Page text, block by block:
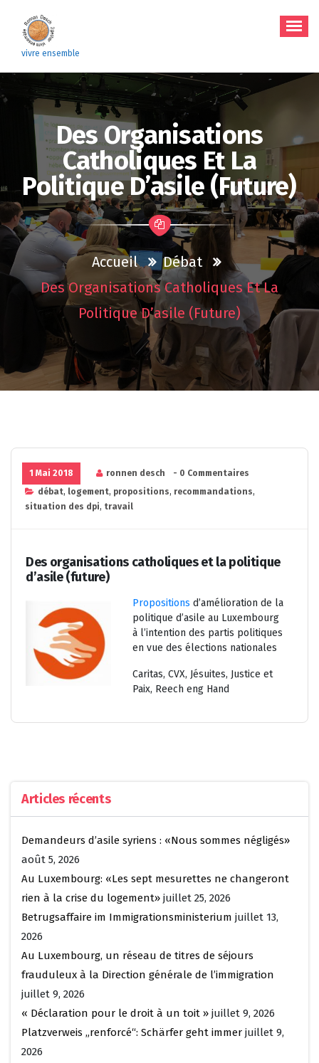
contenu
vivre ensemble
Des Organisations
Catholiques Et La
Politique D’asile (future)
Accueil
Débat
Des Organisations Catholiques Et La
Politique D’asile (future)
1 Mai 2018 ronnen desch
- 0 Commentaires
débat, logement, propositions, recommandations,
situation des dpi, travail
Des organisations catholiques et la politique
d’asile (future)
Propositions d’amélioration de la
politique d’asile au Luxembourg
à l’intention des partis politiques
en vue des élections nationales
Caritas, CVX, Jésuites, Justice et
Paix, Reech eng Hand
Articles récents
Demandeurs d’asile syriens : «Nous sommes négligés»
août 5, 2026
Au Luxembourg: «Les sept mesurettes ne changeront
rien à la crise du logement» juillet 25, 2026
Betrugsaffaire im Immigrationsministerium juillet 13,
2026
Au Luxembourg, un réseau de titres de séjours
frauduleux à la Direction générale de l’immigration
juillet 9, 2026
« Déclaration pour le droit à un toit » juillet 9, 2026
Platzverweis „renforcé“: Schärfer geht immer juillet 9,
2026